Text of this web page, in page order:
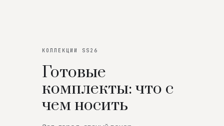
КОЛЛЕКЦИИ SS26
Готовые
комплекты: что с
чем носить